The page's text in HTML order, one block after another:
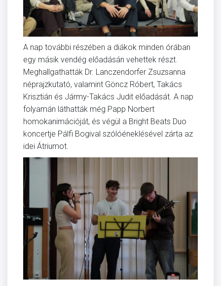
A nap további részében a diákok minden órában
egy másik vendég előadásán vehettek részt.
Meghallgathatták Dr. Lanczendorfer Zsuzsanna
néprajzkutató, valamint Göncz Róbert, Takács
Krisztián és Jármy-Takács Judit előadását. A nap
folyamán láthatták még Papp Norbert
homokanimációját, és végül a Bright Beats Duo
koncertje Pálfi Bogival szólóéneklésével zárta az
idei Átriumot.